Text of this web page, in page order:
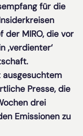
für die
der MIRO, die vor
ausgesuchtem
Presse, die
drei
Emissionen zu